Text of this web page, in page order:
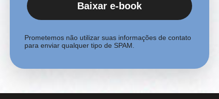
Baixar e-book
Prometemos não utilizar suas informações de contato
para enviar qualquer tipo de SPAM.